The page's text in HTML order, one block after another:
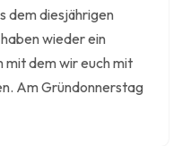
dem diesjährigen
wieder ein
dem wir euch mit
Am Gründonnerstag